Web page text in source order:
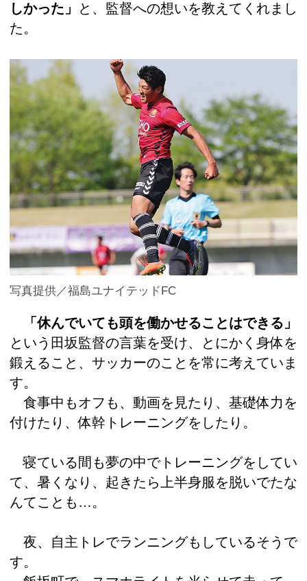
しかった」
と、監督への想いを教えてくれまし
た。
写真提供／福島ユナイテッドFC
「休んでいても頭を働かせることはできる」
という田坂監督の言葉を受け、とにかく身体を
鍛えること、サッカーのことを常に考えていま
す。
食事中もオフも、動画を見たり、基礎体力を
付けたり、体幹トレーニングをしたり。
寝ている間も夢の中でトレーニングをしてい
て、暑くなり、起きたら上半身服を脱いでたな
んてことも…。
夜、自主トレでランニングもしているそうで
す。